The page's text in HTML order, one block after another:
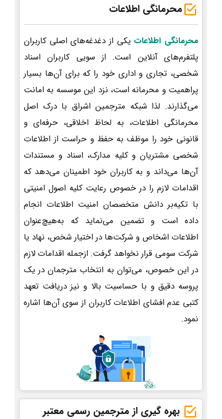
محرمانگی اطلاعات
محرمانگی اطلاعات یکی از دغدغه‌های اصلی کاربران
پلتفرم‌های آنلاین است. از سویی کاربران اسناد
شخصی، تجاری و اداری خود را که برای آن‌ها بسیار
پراهمیت و محرمانه است، نزد این موسسه به امانت
می‌گذارند. لذا شبکه مترجمین اشراق با درک اصل
محرمانگی اطلاعات، به لحاظ اخلاقی، حرفه‌ای و
قانونی خود را موظف به حفظ و حراست از اطلاعات
شخصی مشتریان و کلیه مدارک، اسناد و مستندات
آن‌ها می‌داند و به کاربران خود اطمینان می‌دهد که
اقدامات لازم را در خصوص رعایت کلیه اصول امنیتی
با تکیه‌بر دانش متخصصان امنیت اطلاعات انجام
داده است و تضمین می‌نماید که به‌هیچ‌عنوان
اطلاعات اشخاص و شرکت‌ها در اختیار شخص، نهاد یا
شرکت سومی قرار نخواهد گرفت. ازجمله اقدامات لازم
در این خصوص، می‌توان به انتخاب مترجمان در یک
پروسه دقیق و با حساسیت بالا و نیز دریافت تعهد
کتبی عدم افشای اطلاعات کاربران از سوی آن‌ها اشاره
نمود.
بهره گیری از مترجمین رسمی معتبر